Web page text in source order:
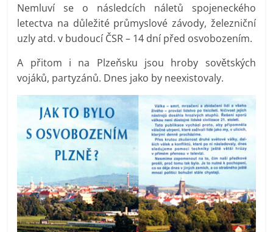
Nemluví se o následcích náletů spojeneckého
letectva na důležité průmyslové závody, železniční
uzly atd. v budoucí ČSR – 14 dní před osvobozením.
A přitom i na Plzeňsku jsou hroby sovětských
vojáků, partyzánů. Dnes jako by neexistovaly.